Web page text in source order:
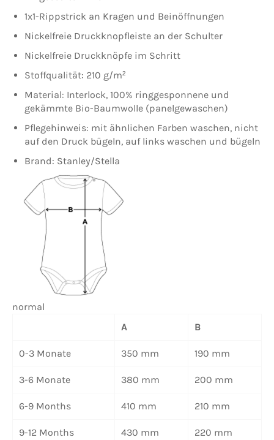
1x1-Rippstrick an Kragen und Beinöffnungen
Nickelfreie Druckknopfleiste an der Schulter
Nickelfreie Druckknöpfe im Schritt
Stoffqualität: 210 g/m²
Material: Interlock, 100% ringgesponnene und
gekämmte Bio-Baumwolle (panelgewaschen)
Pflegehinweis: mit ähnlichen Farben waschen, nicht
auf den Druck bügeln, auf links waschen und bügeln
Brand: Stanley/Stella
normal
A
B
0-3 Monate 350 mm 190 mm
3-6 Monate 380 mm 200 mm
6-9 Months 410 mm 210 mm
9-12 Months 430 mm 220 mm